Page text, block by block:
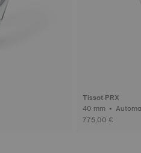
Tissot PRX
40 mm •
775,00 €